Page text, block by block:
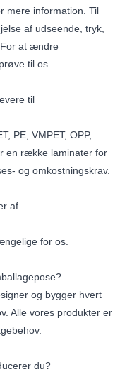
mere information. Til
af udseende, tryk,
at ændre
til os.
til
PE, VMPET, OPP,
en række laminater for
og omkostningskrav.
af
for os.
og bygger hvert
Alle vores produkter er
du?